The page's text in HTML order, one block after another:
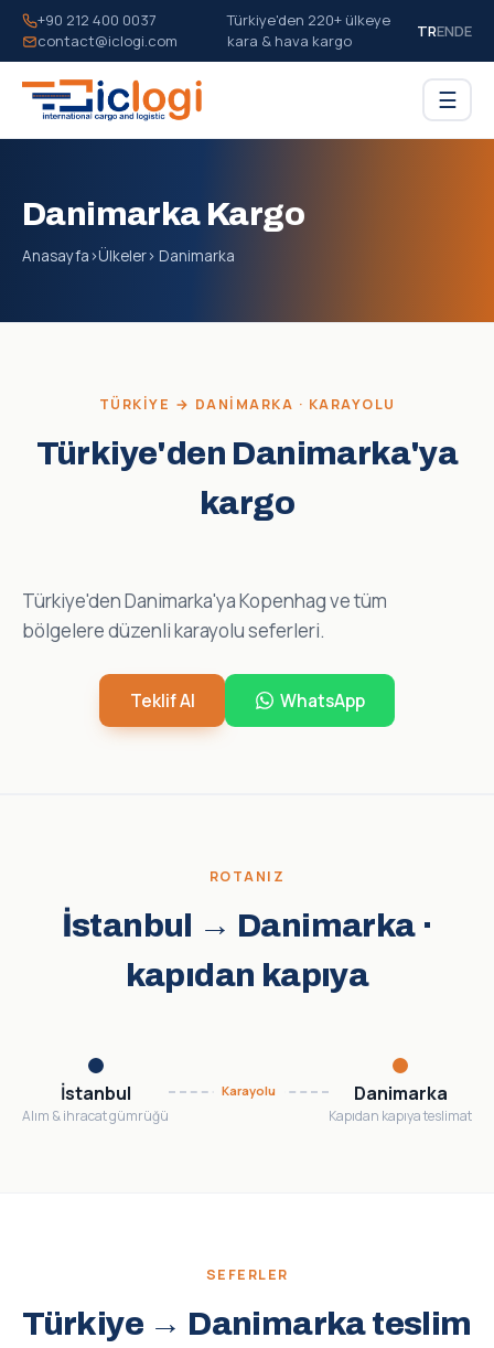
+90 212 400 0037
contact@iclogi.com
Türkiye'den 220+ ülkeye
kara & hava kargo
TRENDE
☰
Danimarka Kargo
Anasayfa›Ülkeler› Danimarka
TÜRKIYE → DANIMARKA · KARAYOLU
Türkiye'den Danimarka'ya
kargo
Türkiye'den Danimarka'ya Kopenhag ve tüm
bölgelere düzenli karayolu seferleri.
Teklif Al WhatsApp
ROTANIZ
İstanbul → Danimarka ·
kapıdan kapıya
İstanbul
Alım & ihracat gümrüğü
Karayolu Danimarka
Kapıdan kapıya teslimat
SEFERLER
Türkiye → Danimarka teslim